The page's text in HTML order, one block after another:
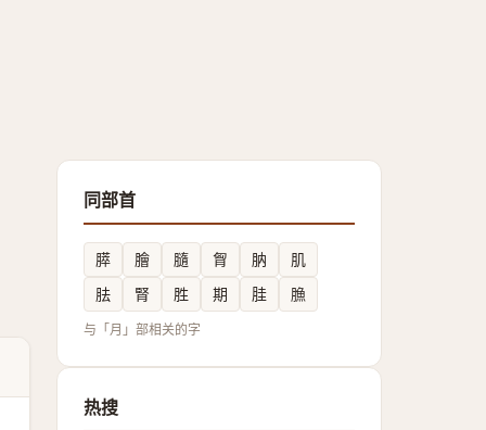
同部首
膵 膾 膸 胷 肭
肌
胠
腎 胜 期 胿 䐳
与「月」部相关的字
热搜